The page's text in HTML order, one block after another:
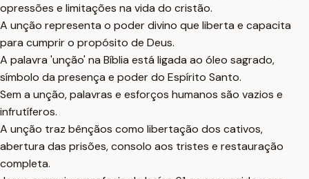
opressões e limitações na vida do cristão.
A unção representa o poder divino que liberta e capacita
para cumprir o propósito de Deus.
A palavra 'unção' na Bíblia está ligada ao óleo sagrado,
símbolo da presença e poder do Espírito Santo.
Sem a unção, palavras e esforços humanos são vazios e
infrutíferos.
A unção traz bênçãos como libertação dos cativos,
abertura das prisões, consolo aos tristes e restauração
completa.